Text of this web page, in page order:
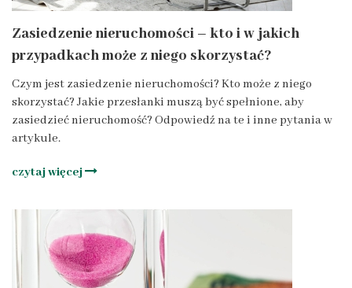
Zasiedzenie nieruchomości – kto i w jakich
przypadkach może z niego skorzystać?
Czym jest zasiedzenie nieruchomości? Kto może z niego
skorzystać? Jakie przesłanki muszą być spełnione, aby
zasiedzieć nieruchomość? Odpowiedź na te i inne pytania w
artykule.
czytaj więcej